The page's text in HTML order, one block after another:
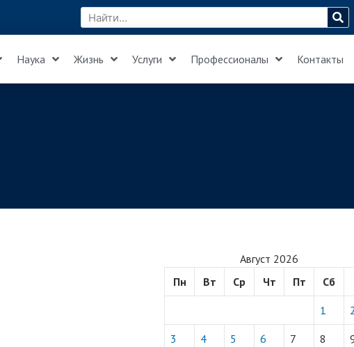
Наука Жизнь Услуги Профессионалы Контакты
Август 2026
Пн
Вт Ср Чт Пт Сб
1
3 4 5 6 7 8